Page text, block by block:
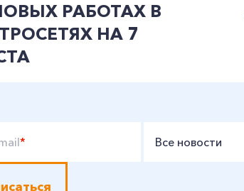
РАБОТАХ В
НА 7
* Все новости